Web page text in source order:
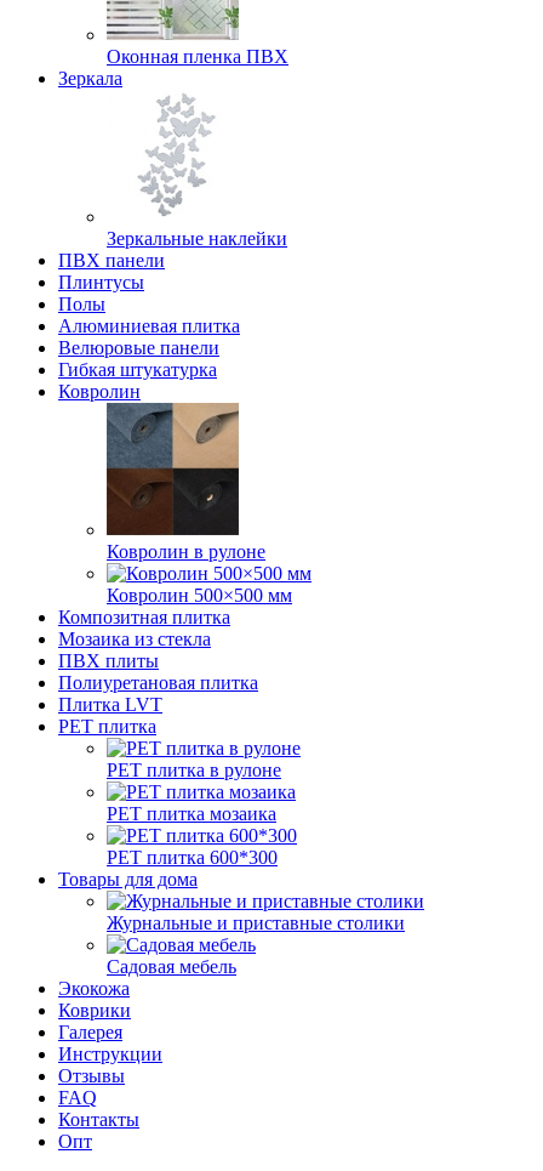
Оконная пленка ПВХ
Зеркала
Зеркальные наклейки
ПВХ панели
Плинтусы
Полы
Алюминиевая плитка
Велюровые панели
Гибкая штукатурка
Ковролин
Ковролин в рулоне
Ковролин 500×500 мм
Композитная плитка
Мозаика из стекла
ПВХ плиты
Полиуретановая плитка
Плитка LVT
РЕТ плитка
РЕТ плитка в рулоне
РЕТ плитка мозаика
РЕТ плитка 600*300
Товары для дома
Журнальные и приставные столики
Садовая мебель
Экокожа
Коврики
Галерея
Инструкции
Отзывы
FAQ
Контакты
Опт